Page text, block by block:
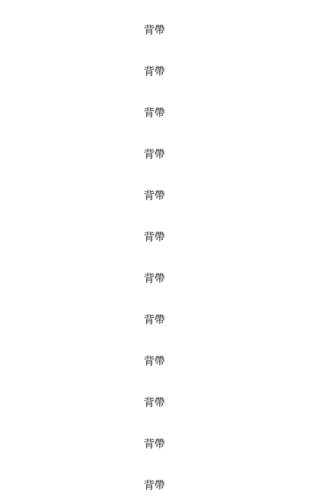
背帶
背帶
背帶
背帶
背帶
背帶
背帶
背帶
背帶
背帶
背帶
背帶